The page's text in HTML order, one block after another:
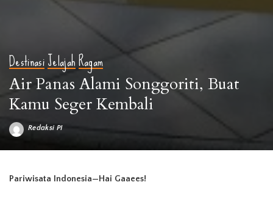
DestinasiJelajahRagam
Air Panas Alami Songgoriti, Buat
Kamu Seger Kembali
Posted
Redaksi PI
Pariwisata Indonesia—Hai Gaaees!